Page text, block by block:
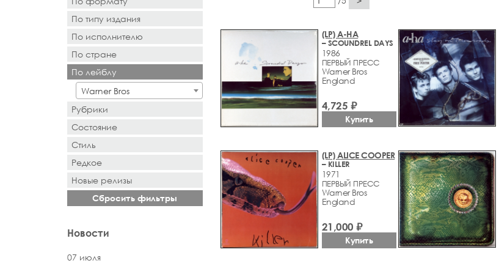
- Выбор -
По типу издания
- Выбор -
По исполнителю
- Поиск или выбор -
По стране
- Поиск или выбор -
По лейблу
Warner Bros
Рубрики
Состояние
Стиль
Редкое
Новыe рeлизы
Сбросить фильтры
Новости
07 июля
(LP) A-HA
– SCOUNDREL DAYS
1986
ПЕРВЫЙ ПРЕСС
Warner Bros
England
4,725 ₽
Купить
(LP) ALICE COOPER
– KILLER
1971
ПЕРВЫЙ ПРЕСС
Warner Bros
England
21,000 ₽
Купить